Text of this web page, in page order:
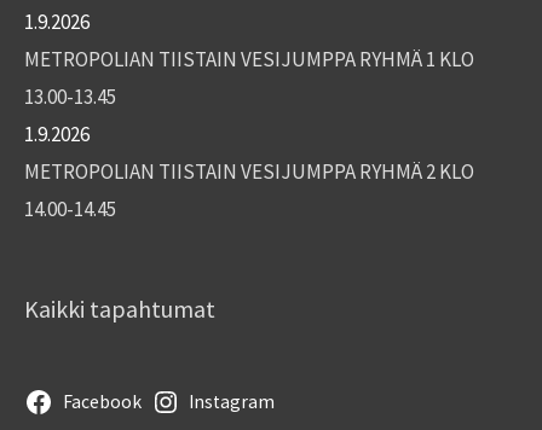
1.9.2026
METROPOLIAN TIISTAIN VESIJUMPPA RYHMÄ 1 KLO
13.00-13.45
1.9.2026
METROPOLIAN TIISTAIN VESIJUMPPA RYHMÄ 2 KLO
14.00-14.45
Kaikki tapahtumat
Facebook Instagram